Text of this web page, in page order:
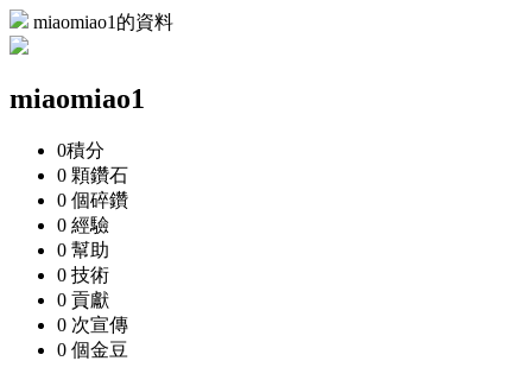
miaomiao1的資料
miaomiao1
0積分
0 顆鑽石
0 個碎鑽
0 經驗
0 幫助
0 技術
0 貢獻
0 次宣傳
0 個金豆